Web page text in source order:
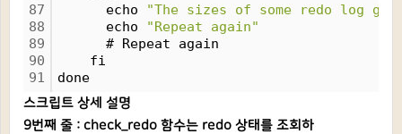
87
88
89
90
91
echo
"The sizes of some redo log
echo
"Repeat again"
# Repeat again
fi
done
스크립트 상세 설명
9번째 줄 : check_redo 함수는 redo 상태를 조회하